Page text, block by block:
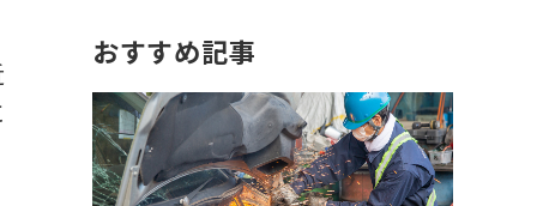
おすすめ記事